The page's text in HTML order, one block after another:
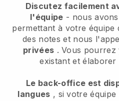
Discutez facilement
l'équipe - nous
permettant à votre équipe
des notes et nous
privées . Vous pourrez
existant et élaborer
Le back-office est
langues , si votre équipe